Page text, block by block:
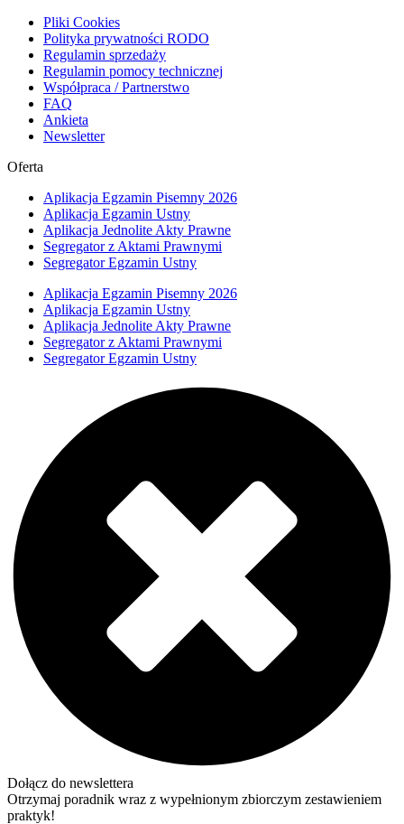
Pliki Cookies
Polityka prywatności RODO
Regulamin sprzedaży
Regulamin pomocy technicznej
Współpraca / Partnerstwo
FAQ
Ankieta
Newsletter
Oferta
Aplikacja Egzamin Pisemny 2026
Aplikacja Egzamin Ustny
Aplikacja Jednolite Akty Prawne
Segregator z Aktami Prawnymi
Segregator Egzamin Ustny
Aplikacja Egzamin Pisemny 2026
Aplikacja Egzamin Ustny
Aplikacja Jednolite Akty Prawne
Segregator z Aktami Prawnymi
Segregator Egzamin Ustny
Dołącz do newslettera
Otrzymaj poradnik wraz z wypełnionym zbiorczym zestawieniem
praktyk!